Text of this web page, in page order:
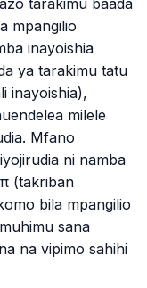
tarakimu baada
mpangilio
inayoishia
ya tarakimu tatu
inayoishia),
milele
Mfano
ni namba
(takriban
bila mpangilio
sana
na vipimo sahihi